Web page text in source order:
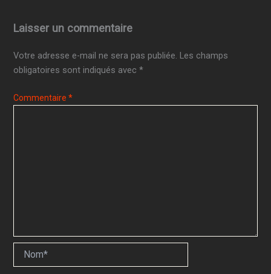
Laisser un commentaire
Votre adresse e-mail ne sera pas publiée. Les champs
obligatoires sont indiqués avec*
Commentaire*